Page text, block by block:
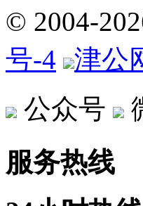
© 2004-
号-4
津公
公众号
服务热线